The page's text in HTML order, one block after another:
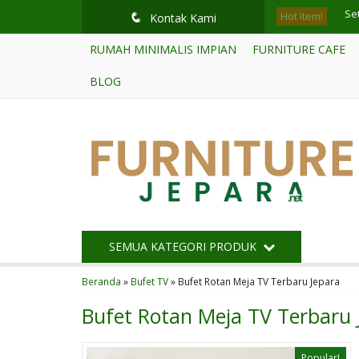
q Kontak Kami Hot Item!
RUMAH MINIMALIS IMPIAN FURNITURE CAFE
BLOG
SEMUA KATEGORI PRODUK
Beranda » Bufet TV» Bufet Rotan Meja TV Terbaru Jepara
Bufet Rotan Meja TV Terbaru